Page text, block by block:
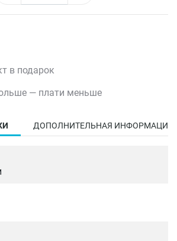
в подарок
— плати меньше
ДОПОЛНИТЕЛЬНАЯ ИНФОРМАЦИЯ